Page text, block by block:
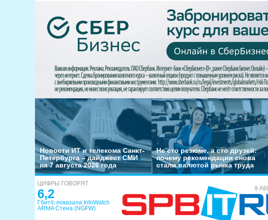
Новости ИТ и телекома Санкт-
Петербурга – дайджест СМИ
на 7 августа 2026 года
Не сто резюме, а сто друзей:
почему рекомендации снова
стали валютой рынка труда
ЦИФРЫ ГОВОРЯТ
6,2
Гбит/с показала InfoWatch
ARMA Стена (NGFW)
9